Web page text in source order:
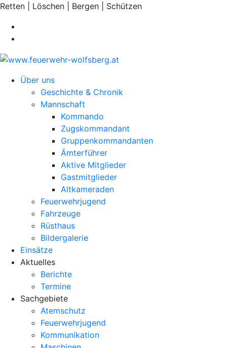
Retten | Löschen | Bergen | Schützen
Über uns
Geschichte & Chronik
Mannschaft
Kommando
Zugskommandant
Gruppenkommandanten
Ämterführer
Aktive Mitglieder
Gastmitglieder
Altkameraden
Feuerwehrjugend
Fahrzeuge
Rüsthaus
Bildergalerie
Einsätze
Aktuelles
Berichte
Termine
Sachgebiete
Atemschutz
Feuerwehrjugend
Kommunikation